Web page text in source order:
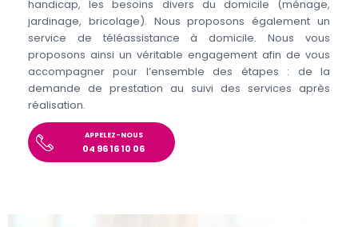
handicap, les besoins divers du domicile (ménage,
jardinage, bricolage). Nous proposons également un
service de téléassistance à domicile. Nous vous
proposons ainsi un véritable engagement afin de vous
accompagner pour l’ensemble des étapes : de la
demande de prestation au suivi des services après
réalisation.
APPELEZ-NOUS
04 96 16 10 06